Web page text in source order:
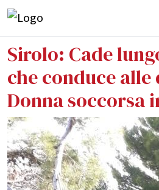
Sirolo: Cade
che conduce alle
Donna soccorsa